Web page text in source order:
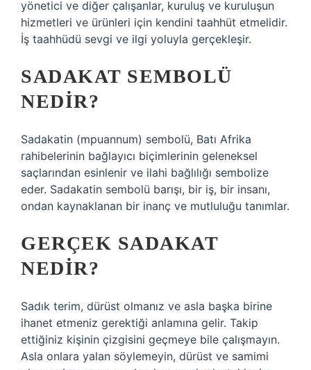
yönetici ve diğer çalışanlar, kuruluş ve kuruluşun
hizmetleri ve ürünleri için kendini taahhüt etmelidir.
İş taahhüdü sevgi ve ilgi yoluyla gerçekleşir.
SADAKAT SEMBOLÜ
NEDIR?
Sadakatin (mpuannum) sembolü, Batı Afrika
rahibelerinin bağlayıcı biçimlerinin geleneksel
saçlarından esinlenir ve ilahi bağlılığı sembolize
eder. Sadakatin sembolü barışı, bir iş, bir insanı,
ondan kaynaklanan bir inanç ve mutluluğu tanımlar.
GERÇEK SADAKAT
NEDIR?
Sadık terim, dürüst olmanız ve asla başka birine
ihanet etmeniz gerektiği anlamına gelir. Takip
ettiğiniz kişinin çizgisini geçmeye bile çalışmayın.
Asla onlara yalan söylemeyin, dürüst ve samimi